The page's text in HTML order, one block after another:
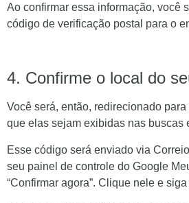
Ao confirmar essa informação, você
código de verificação postal para o
4. Confirme o local do
Você será, então, redirecionado
que elas sejam exibidas nas buscas
Esse código será enviado via
seu painel de controle do Google
“Confirmar agora”. Clique nele e